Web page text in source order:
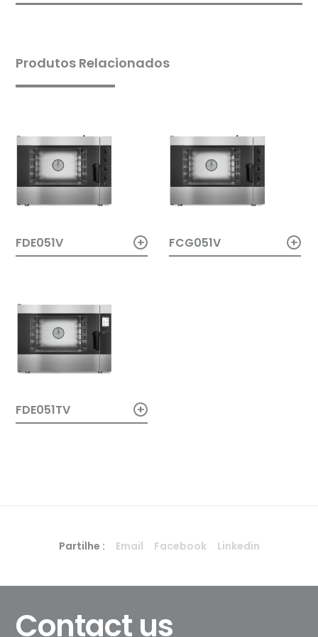
Produtos Relacionados
FDE051V + FCG051V +
FDE051TV +
Partilhe : Email Facebook Linkedin
Contact us